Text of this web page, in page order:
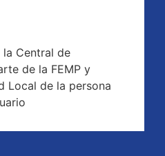
la Central de
de la FEMP y
Local de la persona